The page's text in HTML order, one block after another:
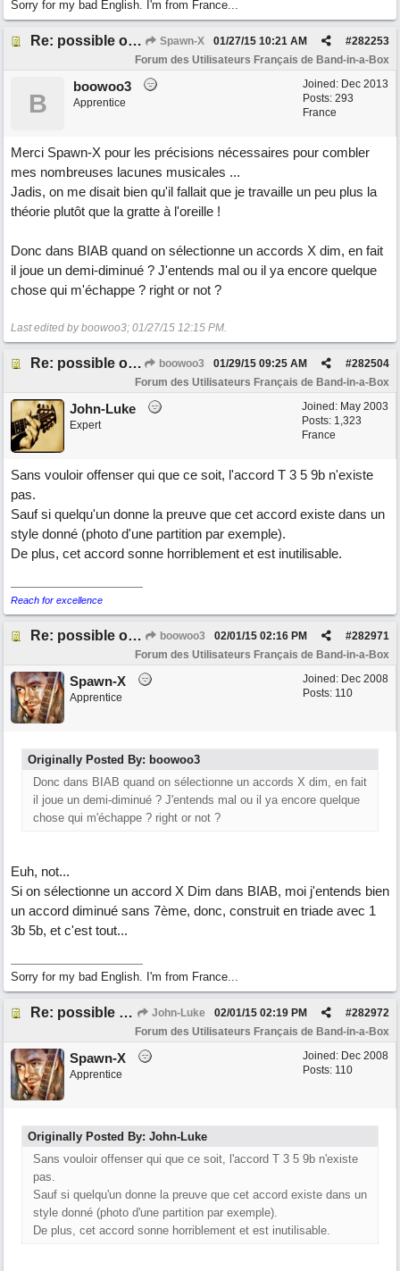
Sorry for my bad English. I'm from France...
Re: possible ou non ? "T 3 5 9b" Spawn-X #282253
01/27/15 10:21 AM
Forum des Utilisateurs Français de Band-in-a-Box
Joined: Dec 2013
Posts: 293
France
B
boowoo3
Apprentice
Merci Spawn-X pour les précisions nécessaires pour combler
mes nombreuses lacunes musicales ...
Jadis, on me disait bien qu'il fallait que je travaille un peu plus la
théorie plutôt que la gratte à l'oreille !
Donc dans BIAB quand on sélectionne un accords X dim, en fait
il joue un demi-diminué ? J'entends mal ou il ya encore quelque
chose qui m'échappe ? right or not ?
Last edited by boowoo3; 01/27/15 12:15 PM.
Re: possible ou non ? "T 3 5 9b" boowoo3 #282504
01/29/15 09:25 AM
Forum des Utilisateurs Français de Band-in-a-Box
Joined: May 2003
Posts: 1,323
France
John-Luke
Expert
Sans vouloir offenser qui que ce soit, l'accord T 3 5 9b n'existe
pas.
Sauf si quelqu'un donne la preuve que cet accord existe dans un
style donné (photo d'une partition par exemple).
De plus, cet accord sonne horriblement et est inutilisable.
Reach for excellence
Re: possible ou non ? "T 3 5 9b" boowoo3 #282971
02/01/15 02:16 PM
Forum des Utilisateurs Français de Band-in-a-Box
Joined: Dec 2008
Posts: 110
Spawn-X
Apprentice
Originally Posted By: boowoo3
Donc dans BIAB quand on sélectionne un accords X dim, en fait
il joue un demi-diminué ? J'entends mal ou il ya encore quelque
chose qui m'échappe ? right or not ?
Euh, not...
Si on sélectionne un accord X Dim dans BIAB, moi j'entends bien
un accord diminué sans 7ème, donc, construit en triade avec 1
3b 5b, et c'est tout...
Sorry for my bad English. I'm from France...
Re: possible ou non ? "T 3 5 9b" John-Luke #282972
02/01/15 02:19 PM
Forum des Utilisateurs Français de Band-in-a-Box
Joined: Dec 2008
Posts: 110
Spawn-X
Apprentice
Originally Posted By: John-Luke
Sans vouloir offenser qui que ce soit, l'accord T 3 5 9b n'existe
pas.
Sauf si quelqu'un donne la preuve que cet accord existe dans un
style donné (photo d'une partition par exemple).
De plus, cet accord sonne horriblement et est inutilisable.